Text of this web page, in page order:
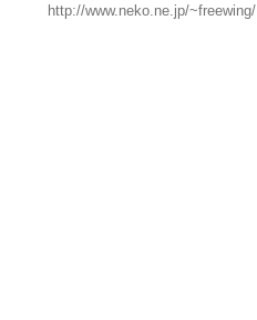
http://www.neko.ne.jp/~freewing/